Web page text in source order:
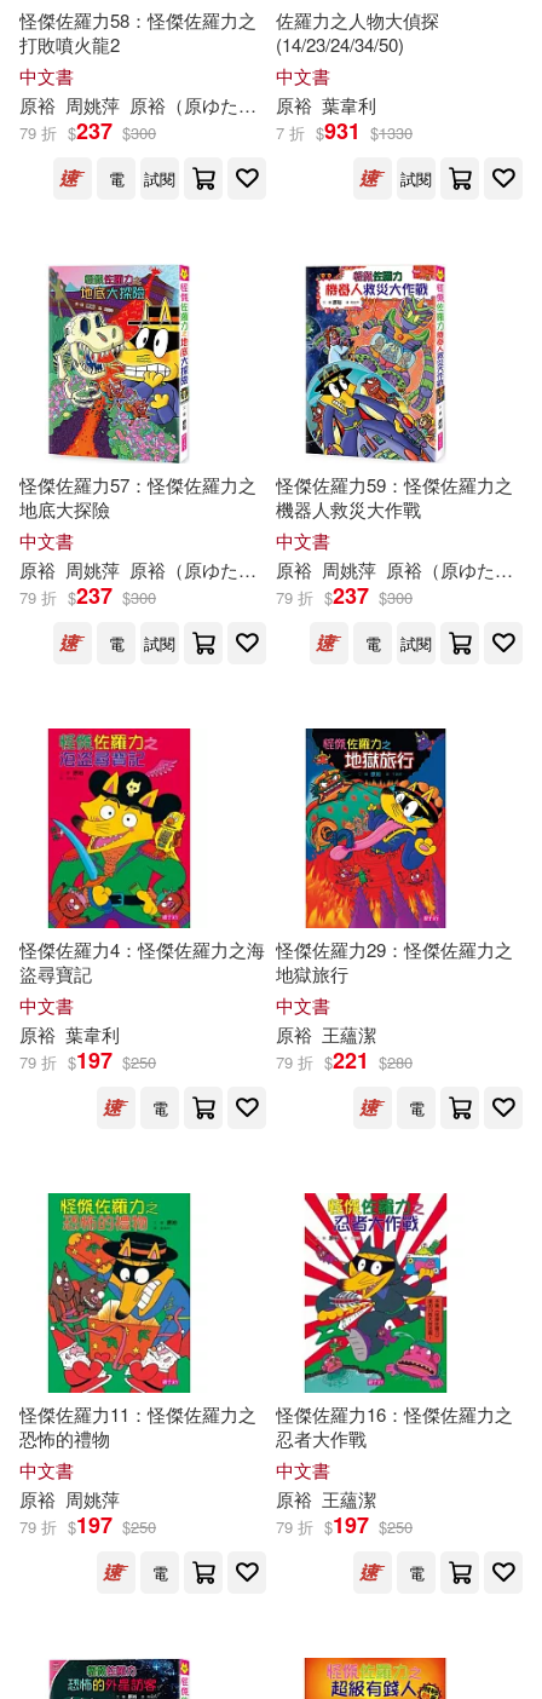
（日）原裕朗&BIRTHDAY(1)
（日）原裕朗和巴斯蒂(1)
（日）原裕朗等(1)
（日）栗原裕一郎(1)
（日）水島志穗(1)
（日）西成活裕(1)
（日）角野榮子（著），（日）原
（日）齋藤勝裕(1)
陝西師範大學出版社(1)
怪傑佐羅力58：怪傑佐羅力之
打敗噴火龍2
中文書
原裕 周姚萍 原裕 （原ゆたか）
79 折 $237 $300
電
試閱
佐羅力之人物大偵探
(14/23/24/34/50)
中文書
原裕 葉韋利
7 折 $931 $1330
試閱
怪傑佐羅力57：怪傑佐羅力之
地底大探險
中文書
原裕 周姚萍 原裕 （原ゆたか）
79 折 $237 $300
電
試閱
怪傑佐羅力59：怪傑佐羅力之
機器人救災大作戰
中文書
原裕 周姚萍 原裕 （原ゆたか）
79 折 $237 $300
電
試閱
怪傑佐羅力4：怪傑佐羅力之海
盜尋寶記
中文書
原裕 葉韋利
79 折 $197 $250
電
怪傑佐羅力29：怪傑佐羅力之
地獄旅行
中文書
原裕 王蘊潔
79 折 $221 $280
電
怪傑佐羅力11：怪傑佐羅力之
恐怖的禮物
中文書
原裕 周姚萍
79 折 $197 $250
電
怪傑佐羅力16：怪傑佐羅力之
忍者大作戰
中文書
原裕 王蘊潔
79 折 $197 $250
電